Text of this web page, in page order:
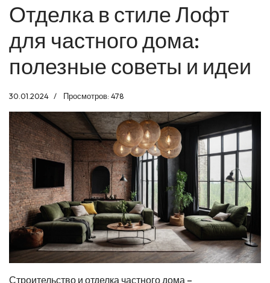
Отделка в стиле Лофт
для частного дома:
полезные советы и идеи
30.01.2024 Просмотров: 478
Строительство и отделка частного дома –